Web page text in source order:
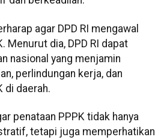
agar DPD RI mengawal
Menurut dia, DPD RI dapat
nasional yang menjamin
perlindungan kerja, dan
di daerah.
penataan PPPK tidak hanya
tetapi juga memperhatikan